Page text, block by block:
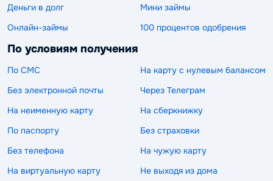
Деньги в долг
Мини займы
Онлайн-займы
100 процентов одобрения
По условиям получения
По СМС
На карту с нулевым балансом
Без электронной почты
Через Телеграм
На неименную карту
На сберкнижку
По паспорту
Без страховки
Без телефона
На чужую карту
На виртуальную карту
Не выходя из дома